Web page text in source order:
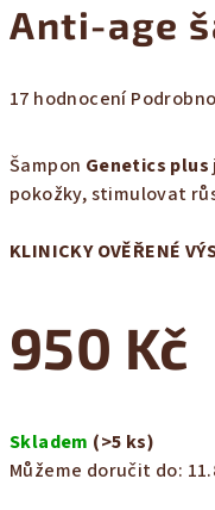
Anti-age
Průměrné
produktu
4,5
z
17 hodnocení
Šampon Genetics plus
pokožky, stimulovat
KLINICKY OVĚŘENÉ
950 Kč
cena:
Skladem (>5 ks)
Můžeme doručit do: